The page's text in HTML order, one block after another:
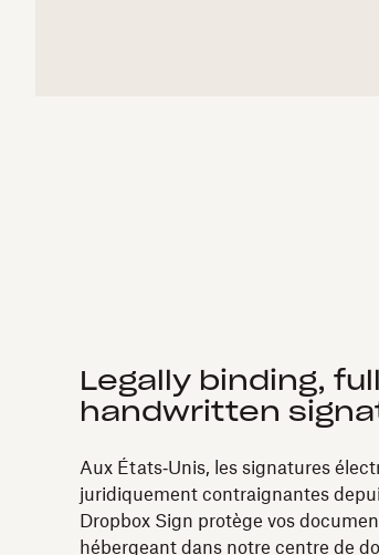
Legally binding,
handwritten
Aux États‑Unis, les signatures
juridiquement contraignantes
Dropbox Sign protège vos
hébergeant dans notre centre de